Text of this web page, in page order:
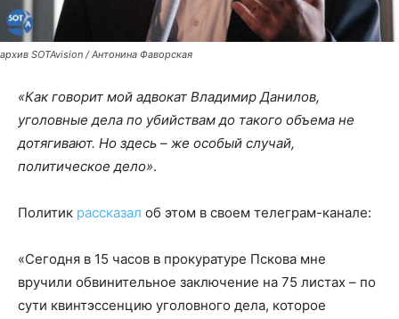
архив SOTAvision / Антонина Фаворская
«Как говорит мой адвокат Владимир Данилов,
уголовные дела по убийствам до такого объема не
дотягивают. Но здесь – же особый случай,
политическое дело».
Политик рассказал об этом в своем телеграм-канале:
«Сегодня в 15 часов в прокуратуре Пскова мне
вручили обвинительное заключение на 75 листах – по
сути квинтэссенцию уголовного дела, которое